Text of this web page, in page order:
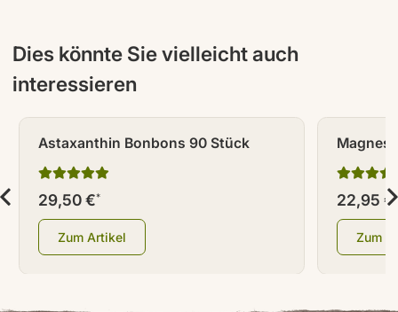
Dies könnte Sie vielleicht auch
interessieren
Astaxanthin Bonbons 90 Stück
29,50 €*
Zum Artikel
Stk.
22,95 €*
Zum